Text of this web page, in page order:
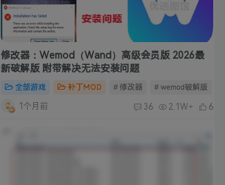
修改器：Wemod（Wand）高级会员版 2026最
新破解版 附带解决无法安装问题
全部游戏 补丁MOD # 修改器 # wemod破解版
1个月前 36 2.1W+ 6